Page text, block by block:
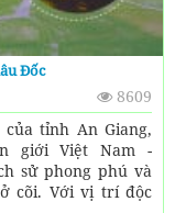
Đốc
8609
tỉnh An Giang,
giới Việt Nam -
sử phong phú và
cõi. Với vị trí độc